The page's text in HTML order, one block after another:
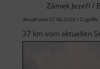
Zámek Jezeří /
aktuell vom 07.06.2026 / Zugriffe:
37 km vom aktuellen